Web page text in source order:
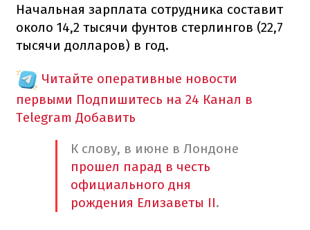
Начальная зарплата сотрудника составит
около 14,2 тысячи фунтов стерлингов (22,7
тысячи долларов) в год.
Читайте оперативные новости
первыми Подпишитесь на 24 Канал в
Telegram Добавить
К слову, в июне в Лондоне
прошел парад в честь
официального дня
рождения Елизаветы II.